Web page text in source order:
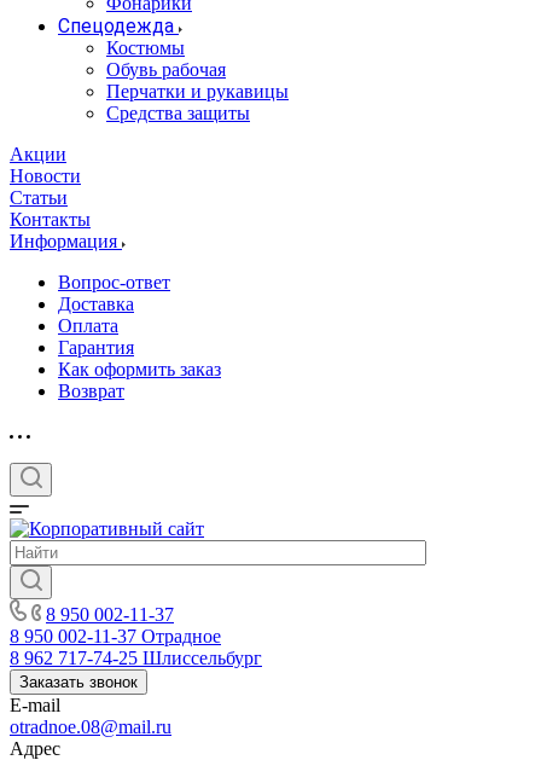
Спецодежда
Костюмы
Обувь рабочая
Перчатки и рукавицы
Средства защиты
Акции
Новости
Статьи
Контакты
Информация
Вопрос-ответ
Доставка
Оплата
Гарантия
Как оформить заказ
Возврат
8 950 002-11-37
8 950 002-11-37 Отрадное
8 962 717-74-25 Шлиссельбург
Заказать звонок
E-mail
otradnoe.08@mail.ru
Адрес